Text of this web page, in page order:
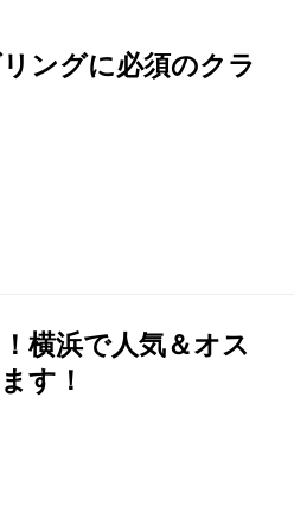
ングに必須のクラ
横浜で人気＆オス
す！